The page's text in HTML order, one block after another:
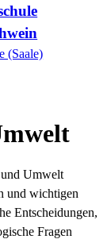
(Saale)
Umwelt
und wichtigen
Entscheidungen,
Fragen